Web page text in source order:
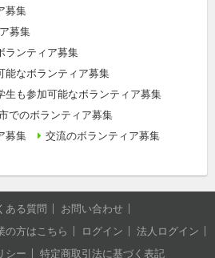
募集
募集
ランティア募集
能なボランティア募集
生も参加可能なボランティア募集
でのボランティア募集
募集
交流のボランティア募集
ある質問
お問い合わせ
の方はこちら ログイン
法人ログイン
シー 特定商取引法に基づく表記